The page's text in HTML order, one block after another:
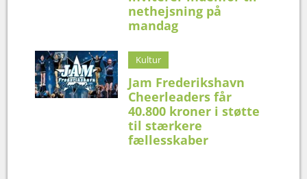
nethejsning på
mandag
Kultur
Jam Frederikshavn
Cheerleaders får
40.800 kroner i støtte
til stærkere
fællesskaber